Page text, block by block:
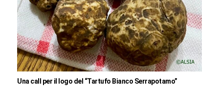
Una call per il logo del “Tartufo Bianco Serrapotamo”